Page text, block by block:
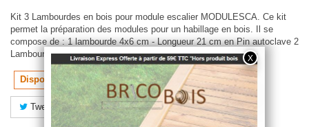
Kit 3 Lambourdes en bois pour module escalier MODULESCA. Ce kit
permet la préparation des modules pour un habillage en bois. Il se
compose de : 1 lambourde 4x6 cm - Longueur 21 cm en Pin autoclave 2
Lambourdes 4x6 cm - Longueur 35 cm en Pin autoclave
Disponible entre 5 à 8 jours (+ délais de livraison)
Tweet Partager Pinterest